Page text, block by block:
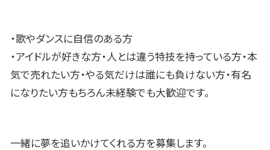
・歌やダンスに自信のある方
・アイドルが好きな方・人とは違う特技を持っている方・本
気で売れたい方・やる気だけは誰にも負けない方・有名
になりたい方もちろん未経験でも大歓迎です。
一緒に夢を追いかけてくれる方を募集します。